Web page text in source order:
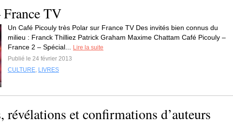
France TV
Un Café Picouly très Polar sur France TV Des invités bien connus du
milieu : Franck Thilliez Patrick Graham Maxime Chattam Café Picouly –
France 2 – Spécial...
Lire la suite
Publié le 24 février 2013
CULTURE, LIVRES
et confirmations d’auteurs